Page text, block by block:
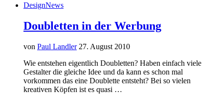
DesignNews
Doubletten in der Werbung
von Paul Landler 27. August 2010
Wie entstehen eigentlich Doubletten? Haben einfach viele
Gestalter die gleiche Idee und da kann es schon mal
vorkommen das eine Doublette entsteht? Bei so vielen
kreativen Köpfen ist es quasi …